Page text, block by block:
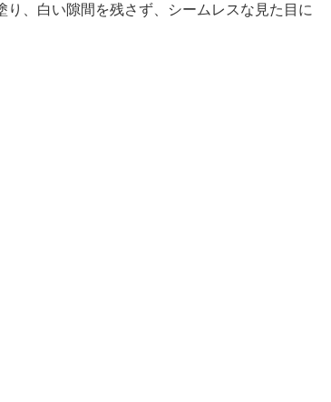
、白い隙間を残さず、シームレスな見た目に